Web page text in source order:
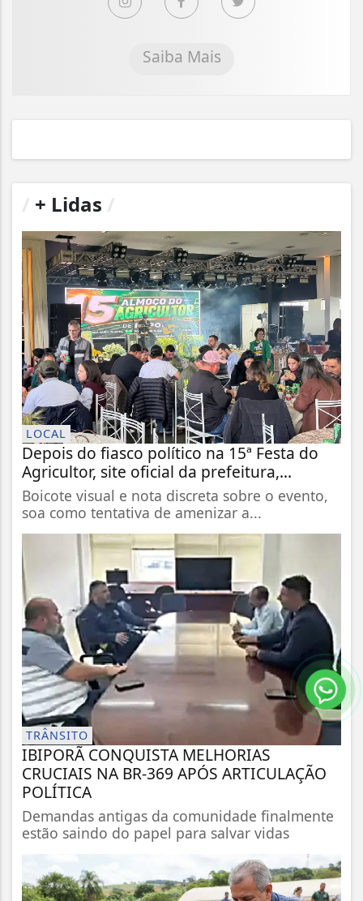
Saiba Mais
+ Lidas
LOCAL
Depois do fiasco político na 15ª Festa do
Agricultor, site oficial da prefeitura,...
Boicote visual e nota discreta sobre o evento,
soa como tentativa de amenizar a...
TRÂNSITO
IBIPORÃ CONQUISTA MELHORIAS
CRUCIAIS NA BR-369 APÓS ARTICULAÇÃO
POLÍTICA
Demandas antigas da comunidade finalmente
estão saindo do papel para salvar vidas